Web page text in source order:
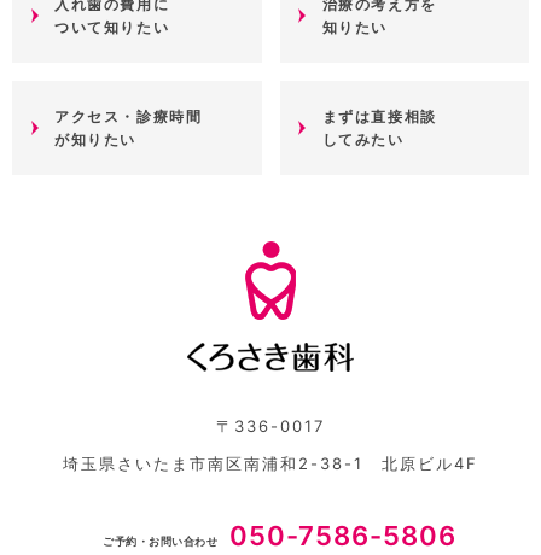
入れ歯の費用に
ついて知りたい
治療の考え方を
知りたい
アクセス・診療時間
が知りたい
まずは直接相談
してみたい
〒336-0017
埼玉県さいたま市南区南浦和2-38-1 北原ビル4F
ご予約・お問い合わせ 050-7586-5806